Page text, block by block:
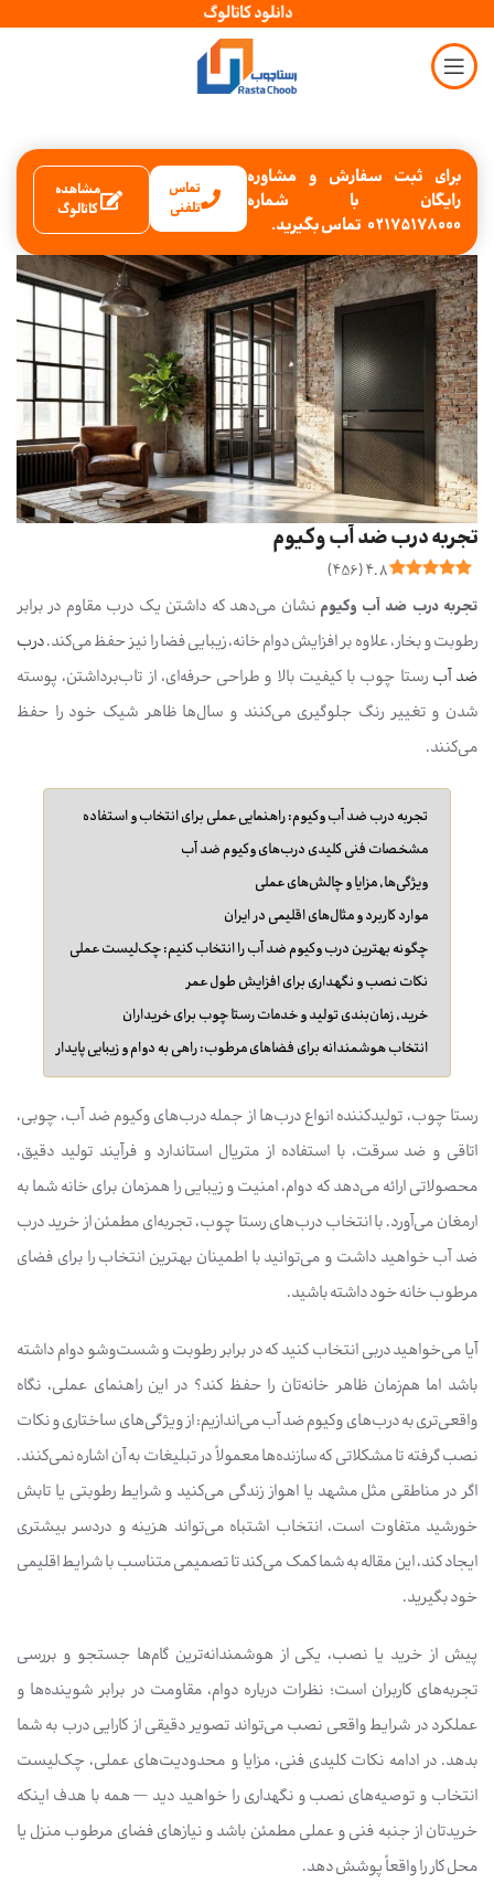
دانلود کاتالوگ
برای ثبت سفارش و مشاوره
رایگان با شماره
02175178000 تماس بگیرید.
تماس
تلفنی
مشاهده
کاتالوگ
تجربه درب ضد آب وکیوم
4.8
(
456
)
تجربه درب ضد آب وکیوم نشان می‌دهد که داشتن یک درب مقاوم در برابر
رطوبت و بخار، علاوه بر افزایش دوام خانه، زیبایی فضا را نیز حفظ می‌کند.درب
ضد آب رستا چوب با کیفیت بالا و طراحی حرفه‌ای، از تاب‌برداشتن، پوسته
شدن و تغییر رنگ جلوگیری می‌کنند و سال‌ها ظاهر شیک خود را حفظ
می‌کنند.
تجربه درب ضد آب وکیوم: راهنمایی عملی برای انتخاب و استفاده
مشخصات فنی کلیدی درب‌های وکیوم ضد آب
ویژگی‌ها، مزایا و چالش‌های عملی
موارد کاربرد و مثال‌های اقلیمی در ایران
چگونه بهترین درب وکیوم ضد آب را انتخاب کنیم: چک‌لیست عملی
نکات نصب و نگهداری برای افزایش طول عمر
خرید، زمان‌بندی تولید و خدمات رستا چوب برای خریداران
انتخاب هوشمندانه برای فضاهای مرطوب: راهی به دوام و زیبایی پایدار
رستا چوب، تولیدکننده انواع درب‌ها از جمله درب‌های وکیوم ضد آب، چوبی،
اتاقی و ضد سرقت، با استفاده از متریال استاندارد و فرآیند تولید دقیق،
محصولاتی ارائه می‌دهد که دوام، امنیت و زیبایی را همزمان برای خانه شما به
ارمغان می‌آورد. با انتخاب درب‌های رستا چوب، تجربه‌ای مطمئن از خرید درب
ضد آب خواهید داشت و می‌توانید با اطمینان بهترین انتخاب را برای فضای
مرطوب خانه خود داشته باشید.
آیا می‌خواهید دربی انتخاب کنید که در برابر رطوبت و شست‌وشو دوام داشته
باشد اما هم‌زمان ظاهر خانه‌تان را حفظ کند؟ در این راهنمای عملی، نگاه
واقعی‌تری به درب‌های وکیوم ضد آب می‌اندازیم: از ویژگی‌های ساختاری و نکات
نصب گرفته تا مشکلاتی که سازنده‌ها معمولاً در تبلیغات به آن اشاره نمی‌کنند.
اگر در مناطقی مثل مشهد یا اهواز زندگی می‌کنید و شرایط رطوبتی یا تابش
خورشید متفاوت است، انتخاب اشتباه می‌تواند هزینه و دردسر بیشتری
ایجاد کند، این مقاله به شما کمک می‌کند تا تصمیمی متناسب با شرایط اقلیمی
خود بگیرید.
پیش از خرید یا نصب، یکی از هوشمندانه‌ترین گام‌ها جستجو و بررسی
تجربه‌های کاربران است؛ نظرات درباره دوام، مقاومت در برابر شوینده‌ها و
عملکرد در شرایط واقعی نصب می‌تواند تصویر دقیقی از کارایی درب به شما
بدهد. در ادامه نکات کلیدی فنی، مزایا و محدودیت‌های عملی، چک‌لیست
انتخاب و توصیه‌های نصب و نگهداری را خواهید دید — همه با هدف اینکه
خریدتان از جنبه فنی و عملی مطمئن باشد و نیازهای فضای مرطوب منزل یا
محل کار را واقعاً پوشش دهد.